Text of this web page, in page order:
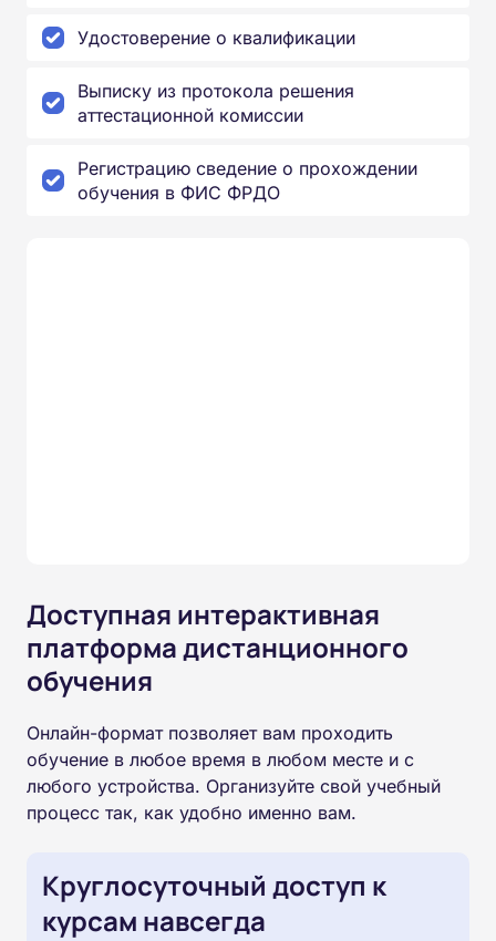
Удостоверение о квалификации
Выписку из протокола решения
аттестационной комиссии
Регистрацию сведение о прохождении
обучения в ФИС ФРДО
Доступная интерактивная
платформа дистанционного
обучения
Онлайн-формат позволяет вам проходить
обучение в любое время в любом месте и с
любого устройства. Организуйте свой учебный
процесс так, как удобно именно вам.
Круглосуточный доступ к
курсам навсегда